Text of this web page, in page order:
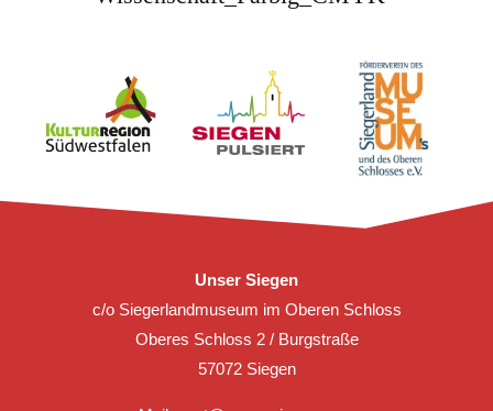
Unser Siegen
c/o Siegerlandmuseum im Oberen Schloss
Oberes Schloss 2 / Burgstraße
57072 Siegen